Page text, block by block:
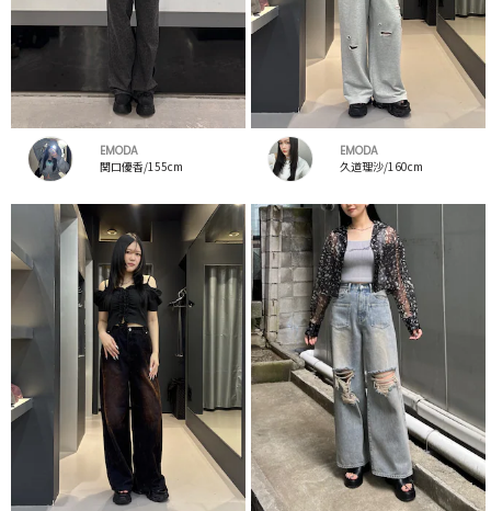
EMODA
関口優香/155cm
EMODA
久道理沙/160cm